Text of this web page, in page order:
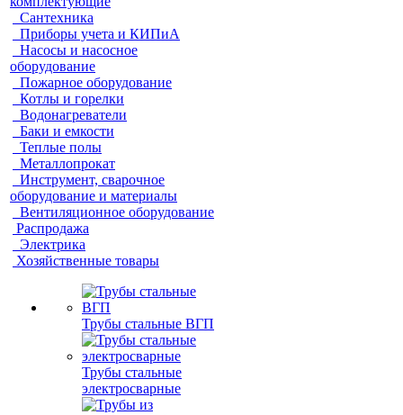
Сантехника
Приборы учета и КИПиА
Насосы и насосное
оборудование
Пожарное оборудование
Котлы и горелки
Водонагреватели
Баки и емкости
Теплые полы
Металлопрокат
Инструмент, сварочное
оборудование и материалы
Вентиляционное оборудование
Распродажа
Электрика
Хозяйственные товары
Трубы стальные ВГП
Трубы стальные
электросварные